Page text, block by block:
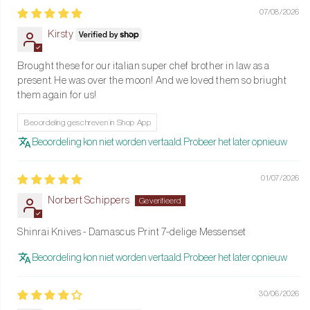
Grit 2000: Herstelt de snijkant en verwijdert kleine
oneffenheden
Inclusief siliconen antislip houder: Voor veilig en stabiel slijpen
Afmetingen:
Voor elke taak het juiste mes
Vleesmes: Perfect voor het snijden van grote stukken vlees
Broodmes:Voor moeiteloos snijden van brood, harde korsten
en groenten
Santoku & Kleine Santoku: Japans ontwerp voor precisiewerk
met kuiltjes tegen plakken
Schilmes: Compact en wendbaar voor fijn werk zoals schillen
07/08/2026
Kirsty
Brought these for our italian super chef brother in law as a
present. He was over the moon! And we loved them so briught
them again for us!
Beoordeling geschreven in Shop App
Beoordeling kon niet worden vertaald. Probeer het later opnieuw
01/07/2026
Norbert Schippers
Shinrai Knives - Damascus Print 7-delige Messenset
Beoordeling kon niet worden vertaald. Probeer het later opnieuw
30/06/2026